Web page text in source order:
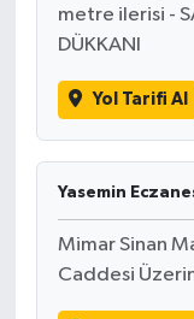
metre ilerisi -
DÜKKANI
Yol Tarifi Al
Yasemin
Mimar Sinan
Caddesi